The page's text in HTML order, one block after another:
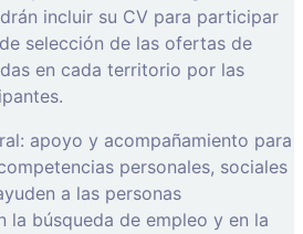
incluir su CV para participar
selección de las ofertas de
en cada territorio por las
apoyo y acompañamiento para
personales, sociales
a las personas
la búsqueda de empleo y en la